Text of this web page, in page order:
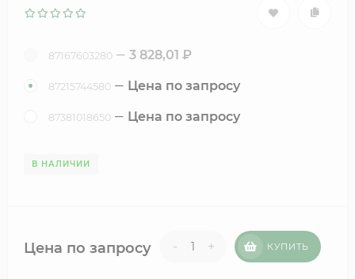
87167603280 3 828,01 ₽
87215744580 Цена по запросу
87381018650 Цена по запросу
В НАЛИЧИИ
Цена по запросу - + КУПИТЬ